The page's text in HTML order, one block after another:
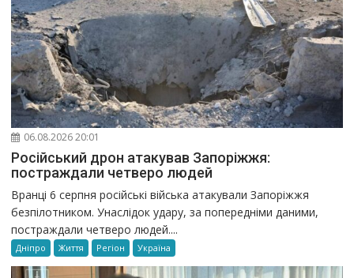
06.08.2026 20:01
Російський дрон атакував Запоріжжя:
постраждали четверо людей
Вранці 6 серпня російські війська атакували Запоріжжя
безпілотником. Унаслідок удару, за попередніми даними,
постраждали четверо людей....
Дніпро Життя Регіон Україна